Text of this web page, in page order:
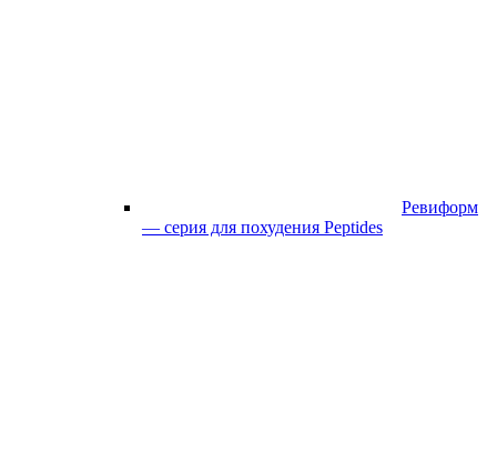
Ревиформ
— серия для похудения Peptides